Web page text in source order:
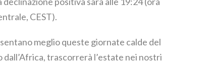
CEST).
meglio queste giornate calde del
trascorrerà l’estate nei nostri